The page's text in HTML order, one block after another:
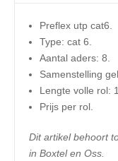
Preflex utp cat6.
Type: cat 6.
Aantal aders: 8.
Samenstelling
Lengte volle rol:
Prijs per rol.
Dit artikel behoort
in Boxtel en Oss.